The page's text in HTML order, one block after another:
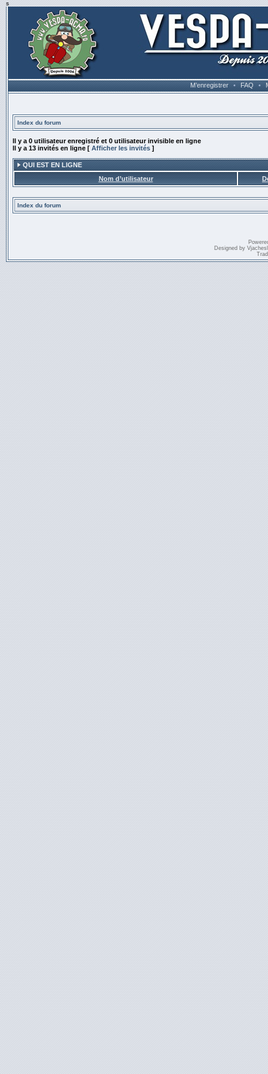
s
M’enregistrer • FAQ •
Index du forum
Il y a 0 utilisateur enregistré et 0 utilisateur invisible en ligne
Il y a 13 invités en ligne [ Afficher les invités ]
QUI EST EN LIGNE
Nom d’utilisateur
Index du forum
Designed by